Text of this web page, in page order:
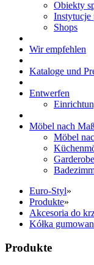
Obiekty
Instytucje
Shops
Wir empfehlen
Kataloge und
Entwerfen
Möbel nach
Möbel
Euro-Styl»
Produkte»
Akcesoria do
Kółka
Produkte